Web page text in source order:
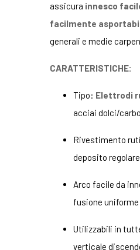
assicura innesco
facilmente
generali e medie
CARATTERISTICHE:
Tipo: Elettrodi
acciai dolci/
Rivestimento
deposito regolare
Arco facile da
fusione uniforme
Utilizzabili in
verticale